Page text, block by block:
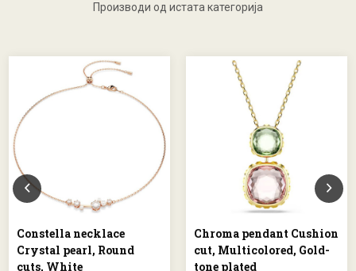
Производи од истата категорија
Constella necklace
Crystal pearl, Round
cuts, White
Chroma pendant Cushion
cut, Multicolored, Gold-
tone plated